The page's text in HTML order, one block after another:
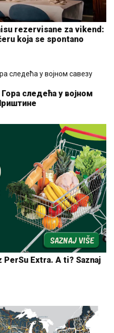
rezervisane za vikend:
koja se spontano
следећа у војном
PerSu Extra. A ti? Saznaj